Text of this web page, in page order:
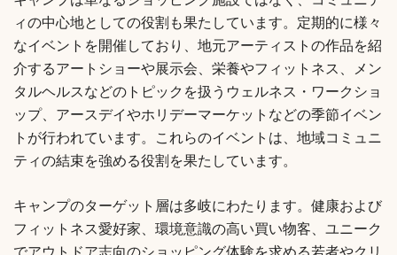
ィの中心地としての役割も果たしています。定期的に様々
なイベントを開催しており、地元アーティストの作品を紹
介するアートショーや展示会、栄養やフィットネス、メン
タルヘルスなどのトピックを扱うウェルネス・ワークショ
ップ、アースデイやホリデーマーケットなどの季節イベン
トが行われています。これらのイベントは、地域コミュニ
ティの結束を強める役割を果たしています。
キャンプのターゲット層は多岐にわたります。健康および
フィットネス愛好家、環境意識の高い買い物客、ユニーク